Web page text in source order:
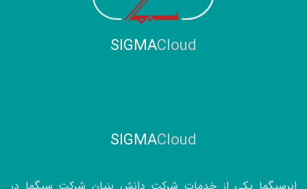
SIGMACloud
SIGMACloud